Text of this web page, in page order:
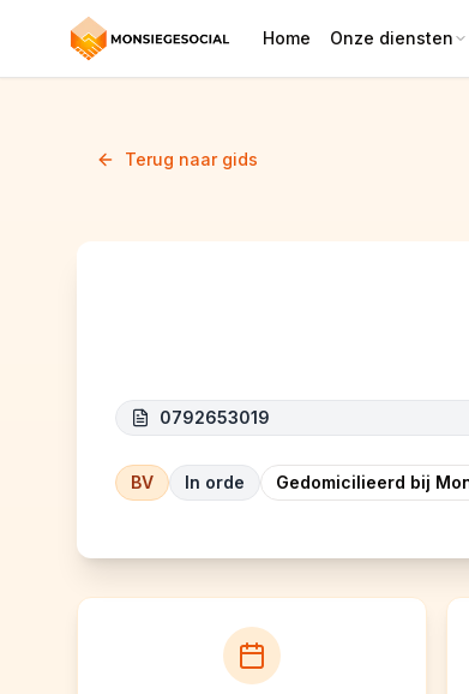
Home Onze diensten
Terug naar gids
0792653019
BV In orde Gedomicilieerd bij